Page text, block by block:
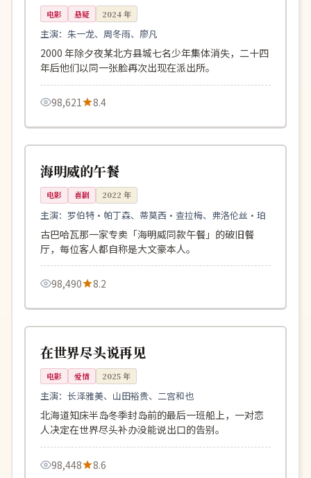
电影 悬疑 2024年
主演：朱一龙、周冬雨、廖凡
2000 年除夕夜某北方县城七名少年集体消失，二十四
年后他们以同一张脸再次出现在派出所。
98,621 8.4
美国
连载中 108分钟
海明威的午餐
电影 喜剧 2022 年
主演： 罗伯特·帕丁森、蒂莫西·查拉梅、弗洛伦丝·珀
古巴哈瓦那一家专卖「海明威同款午餐」的破旧餐
厅，每位客人都自称是大文豪本人。
98,490 8.2
日本
高分 119分钟
在世界尽头说再见
电影 爱情 2025年
主演：长泽雅美、山田裕贵、二宫和也
北海道知床半岛冬季封岛前的最后一班船上，一对恋
人决定在世界尽头补办没能说出口的告别。
98,448 8.6